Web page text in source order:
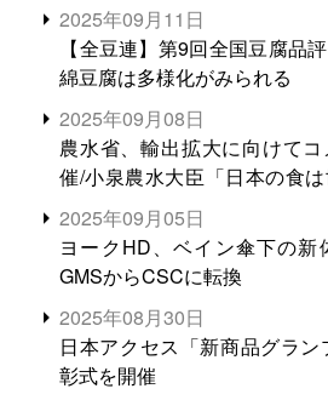
2025年09月11日
【全豆連】第9回全国豆腐品
綿豆腐は多様化がみられる
2025年09月08日
農水省、輸出拡大に向けて
催/小泉農水大臣「日本の食
る。米増産に向けて、米輸出
2025年09月05日
ヨークHD、ベイン傘下の新
GMSからCSCに転換
2025年08月30日
日本アクセス「新商品グラ
彰式を開催